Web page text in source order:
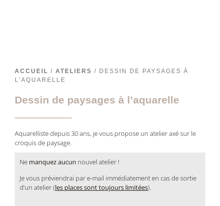
ACCUEIL / ATELIERS / DESSIN DE PAYSAGES À
L’AQUARELLE
Dessin de paysages à l’aquarelle
Aquarelliste depuis 30 ans, je vous propose un atelier axé sur le
croquis de paysage.
Ne manquez aucun nouvel atelier !
Je vous préviendrai par e-mail immédiatement en cas de sortie
d’un atelier (les places sont toujours limitées).